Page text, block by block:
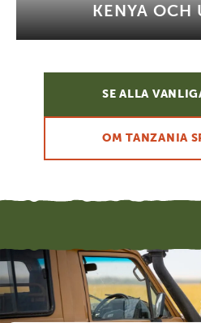
KENYA OCH
SE ALLA
OM TANZANIA